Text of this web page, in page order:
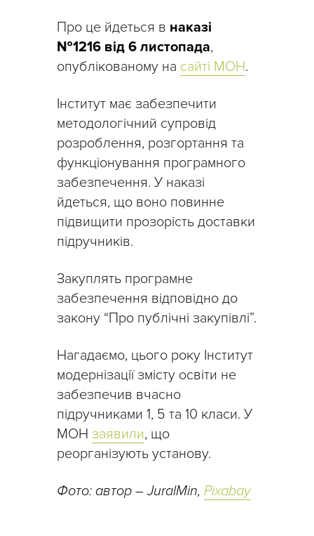
Про це йдеться в наказі
№1216 від 6 листопада,
опублікованому на сайті МОН.
Інститут має забезпечити
методологічний супровід
розроблення, розгортання та
функціонування програмного
забезпечення. У наказі
йдеться, що воно повинне
підвищити прозорість доставки
підручників.
Закуплять програмне
забезпечення відповідно до
закону “Про публічні закупівлі”.
Нагадаємо, цього року Інститут
модернізації змісту освіти не
забезпечив вчасно
підручниками 1, 5 та 10 класи. У
МОН заявили, що
реорганізують установу.
Фото: автор – JuralMin, Pixabay